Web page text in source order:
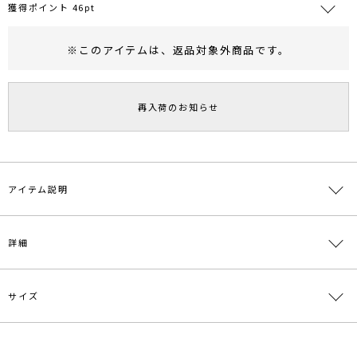
獲得ポイント 46pt
旧 MS PASSPORTポイント
46ポイント獲得
ポイントについて
※このアイテムは、 返品対象外商品です。
再入荷のお知らせ
アイテム説明
ギャザー使いたっぷりなボリュームのあるシルエットのワンピース。
切り替え位置が高く縦長シルエットでスタイルアップも嬉しいポイン
ト。インナーにはTシャツやタンク、スニーカー合わせでカジュアル
ていただけます。
詳細
素材
表地:綿89％ ポリエステル10％ ポリウレタン1％
サイズ